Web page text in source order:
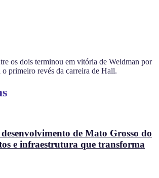
os dois terminou em vitória de Weidman por
primeiro revés da carreira de Hall.
desenvolvimento de Mato Grosso do
e infraestrutura que transforma